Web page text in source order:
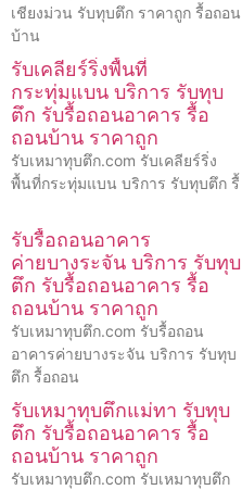
เชียงม่วน รับทุบตึก ราคาถูก รื้อถอน
บ้าน
รับเคลียร์ริ่งพื้นที่
กระทุ่มแบน บริการ รับทุบ
ตึก รับรื้อถอนอาคาร รื้อ
ถอนบ้าน ราคาถูก
รับเหมาทุบตึก.com รับเคลียร์ริ่ง
พื้นที่กระทุ่มแบน บริการ รับทุบตึก รื้
รับรื้อถอนอาคาร
ค่ายบางระจัน บริการ รับทุบ
ตึก รับรื้อถอนอาคาร รื้อ
ถอนบ้าน ราคาถูก
รับเหมาทุบตึก.com รับรื้อถอน
อาคารค่ายบางระจัน บริการ รับทุบ
ตึก รื้อถอน
รับเหมาทุบตึกแม่ทา รับทุบ
ตึก รับรื้อถอนอาคาร รื้อ
ถอนบ้าน ราคาถูก
รับเหมาทุบตึก.com รับเหมาทุบตึก